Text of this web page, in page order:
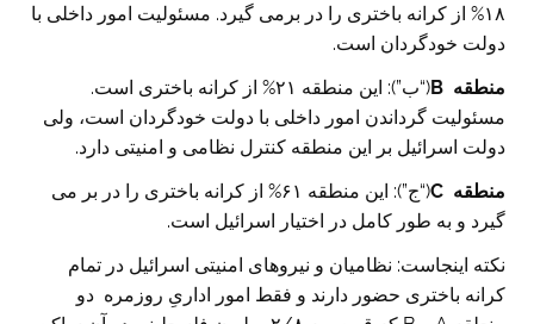
۱۸% از کرانه باختری را در برمی گیرد. مسئولیت امور داخلی با
دولت خودگردان است.
منطقه
(“ب”): این منطقه ۲۱% از کرانه باختری است.
مسئولیت گرداندن امور داخلی با دولت خودگردان است، ولی
دولت اسرائیل بر این منطقه کنترل نظامی و امنیتی دارد.
منطقه
(“ج”): این منطقه ۶۱% از کرانه باختری را در بر می
گیرد و به طور کامل در اختیار اسرائیل است.
نکته اینجاست: نظامیان و نیرو‌های امنیتی اسرائیل در تمام
کرانه باختری حضور دارند و فقط امور اداریِ روزمره دو